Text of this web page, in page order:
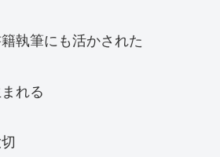
執筆にも活かされた
れる